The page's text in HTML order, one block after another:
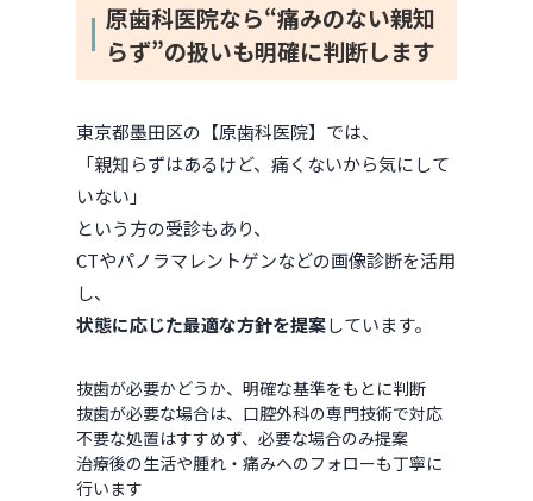
原歯科医院なら“痛みのない親知
らず”の扱いも明確に判断します
東京都墨田区の【原歯科医院】では、
「親知らずはあるけど、痛くないから気にして
いない」
という方の受診もあり、
CTやパノラマレントゲンなどの画像診断を活用
し、
状態に応じた最適な方針を提案しています。
抜歯が必要かどうか、明確な基準をもとに判断
抜歯が必要な場合は、口腔外科の専門技術で対応
不要な処置はすすめず、必要な場合のみ提案
治療後の生活や腫れ・痛みへのフォローも丁寧に
行います